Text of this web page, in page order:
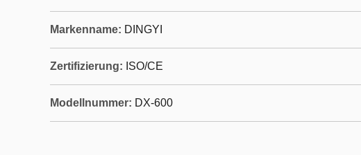
Markenname: DINGYI
Zertifizierung: ISO/CE
Modellnummer: DX-600